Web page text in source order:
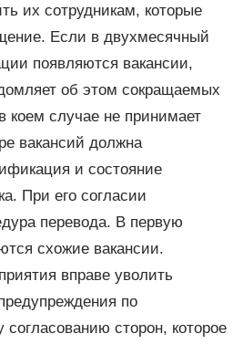
их сотрудникам, которые
Если в двухмесячный
появляются вакансии,
об этом сокращаемых
коем случае не принимает
вакансий должна
и состояние
При его согласии
перевода. В первую
схожие вакансии.
вправе уволить
по
согласованию сторон, которое